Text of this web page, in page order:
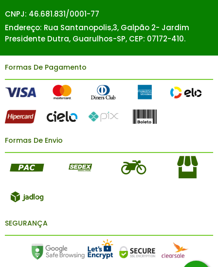
CNPJ: 46.681.831/0001-77
Endereço: Rua Santanopolis,3, Galpão 2- Jardim
Presidente Dutra, Guarulhos-SP, CEP: 07172-410.
Formas De Pagamento
Formas De Envio
SEGURANÇA